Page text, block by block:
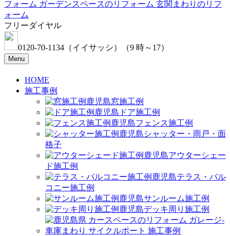
フリーダイヤル
0120-70-1134 （イイサッシ） （9 時～17）
Menu
HOME
施工事例
窓施工例
ドア施工例
フェンス施工例
シャッター・雨戸・面
格子
アウターシェー
ド施工例
テラス・バル
コニー施工例
サンルーム施工例
デッキ周り施工例